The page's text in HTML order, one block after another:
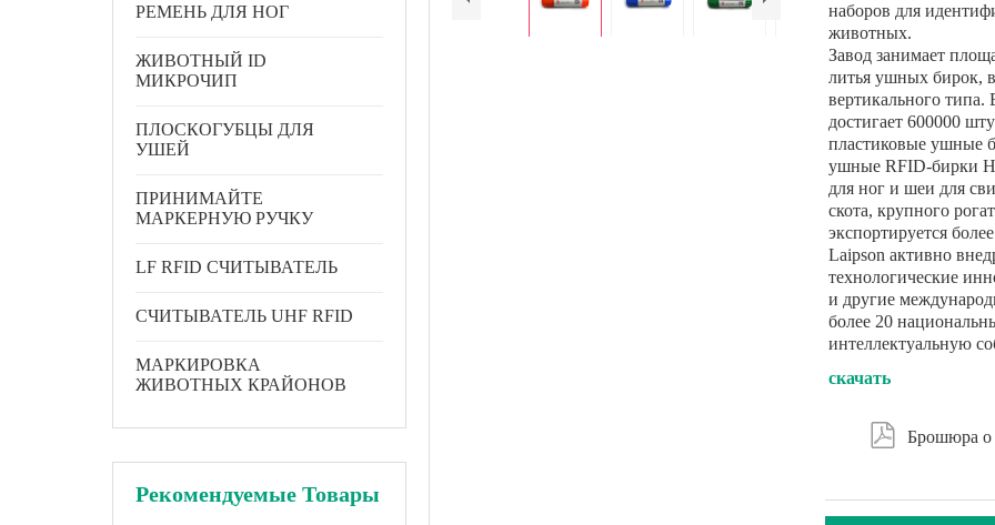
РЕМЕНЬ ДЛЯ НОГ
ЖИВОТНЫЙ ID
МИКРОЧИП
ПЛОСКОГУБЦЫ ДЛЯ
УШЕЙ
ПРИНИМАЙТЕ
МАРКЕРНУЮ РУЧКУ
LF RFID СЧИТЫВАТЕЛЬ
СЧИТЫВАТЕЛЬ UHF RFID
МАРКИРОВКА
ЖИВОТНЫХ КРАЙОНОВ
Рекомендуемые Товары
наборов для
животных.
Завод занимает
литья ушных бирок,
вертикального
достигает 600000
пластиковые ушные
ушные RFID-бирки
для ног и шеи для
скота, крупного
экспортируется
Laipson активно
технологические
и другие
более 20
интеллектуальную
скачать
 Брошюра о